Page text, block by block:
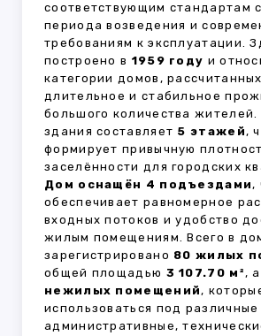
соответствующим стандартам
периода возведения и
требованиям к эксплуатации.
построено в 1959 году и
категории домов,
длительное и стабильное
большого количества жителей.
здания составляет 5 этажей,
формирует привычную
заселённости для городских
Дом оснащён 4 подъездами,
обеспечивает равномерное
входных потоков и удобство
жилым помещениям. Всего в
зарегистрировано 80 жилых
общей площадью 3 107.70 м²,
нежилых помещений,
использоваться под различные
административные,